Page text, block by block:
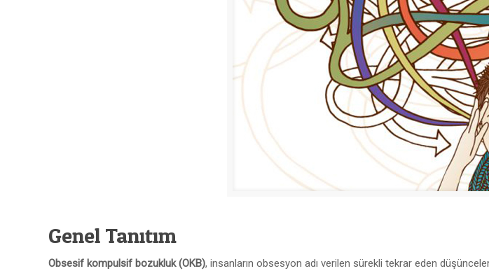
Genel Tanıtım
Obsesif kompulsif bozukluk (OKB), insanların obsesyon adı verilen sürekli tekrar eden